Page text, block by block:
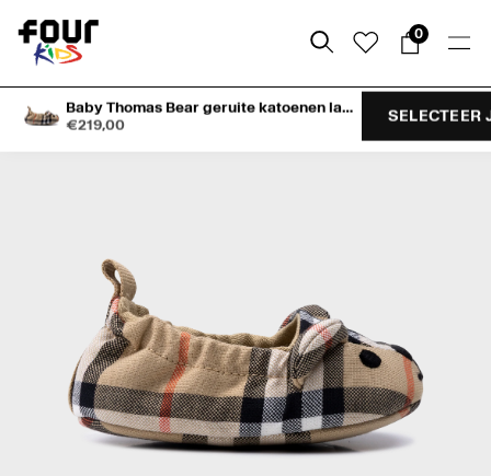
content
0
Baby Thomas Bear geruite katoenen laarsjes in zandbeige
€219,00
SELECTEER